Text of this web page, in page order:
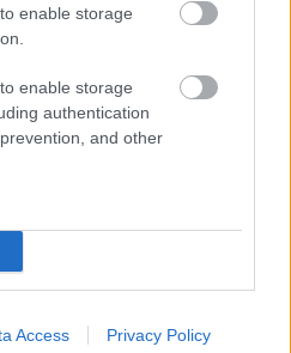
enable storage
enable storage
authentication
and other
Access Privacy Policy
KORÁBBAN KEZDŐDIK
érdekében másfél órával
Handball elleni találkozó
1 hozzászólás